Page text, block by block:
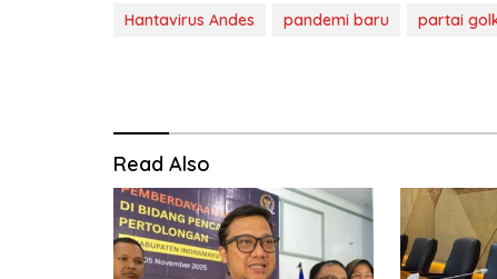
Hantavirus Andes pandemi baru partai
Read Also